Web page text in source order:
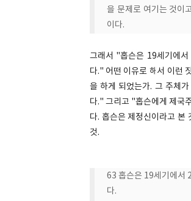
을 문제로 여기는 것이
이다.
그래서 "홉슨은 19세기에서
다." 어떤 이유로 해서 이런
을 하게 되었는가. 그 주체
다." 그리고 "홉슨에게 제국
다. 홉슨은 제정신이라고 본
것.
63 홉슨은 19세기에서
다.